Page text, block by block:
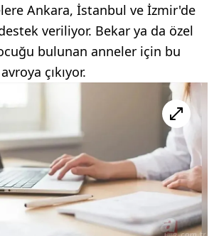
Ankara, İstanbul ve İzmir'de
veriliyor. Bekar ya da özel
bulunan anneler için bu
çıkıyor.